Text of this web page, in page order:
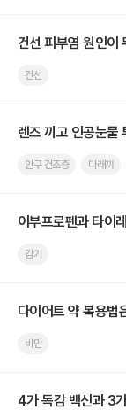
건선 피부염 원인이
건선
렌즈 끼고 인공눈물
안구 건조증 다래끼
이부프로펜과 타이
감기
다이어트 약 복용법
비만
4가 독감 백신과 3